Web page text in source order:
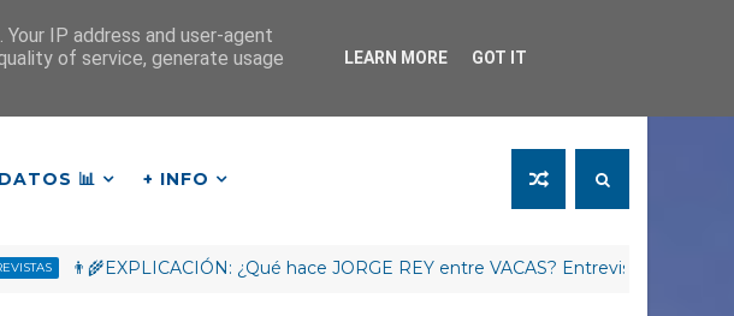
📊 + INFO
¿Qué hace JORGE REY entre VACAS? Entrevista Arag-Asaja La Rioja
IP address and user-agent
of service, generate usage
LEARN MORE GOT IT